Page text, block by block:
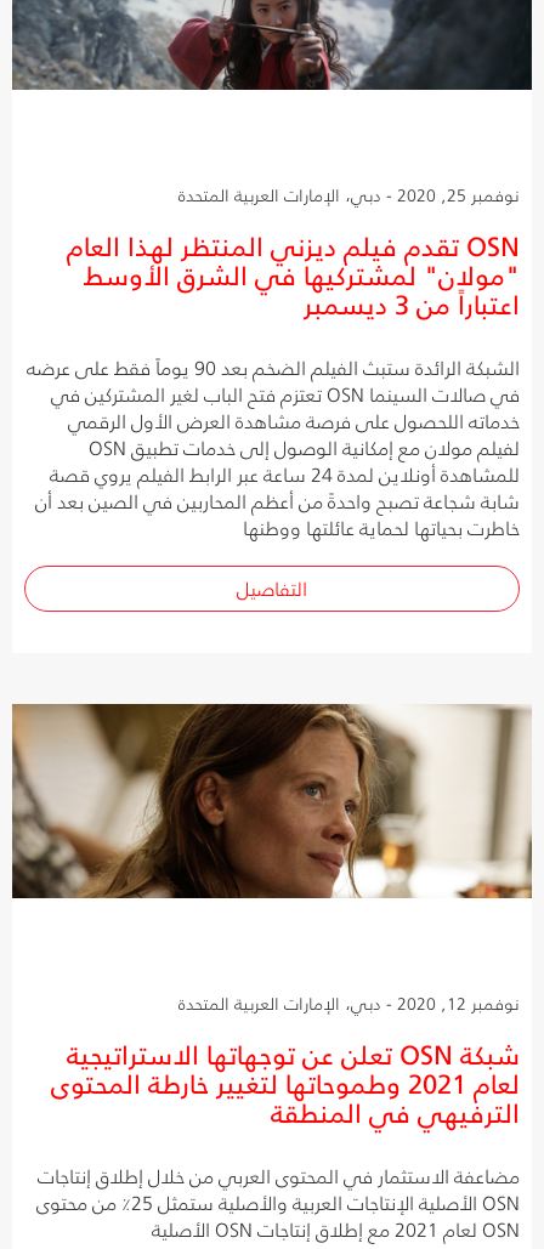
نوفمبر 25, 2020 - دبي، الإمارات العربية المتحدة
OSN تقدم فيلم ديزني المنتظر لهذا العام
"مولان" لمشتركيها في الشرق الأوسط
اعتباراً من 3 ديسمبر
الشبكة الرائدة ستبث الفيلم الضخم بعد 90 يوماً فقط على عرضه
في صالات السينما OSN تعتزم فتح الباب لغير المشتركين في
خدماته اللحصول على فرصة مشاهدة العرض الأول الرقمي
لفيلم مولان مع إمكانية الوصول إلى خدمات تطبيق OSN
للمشاهدة أونلاين لمدة 24 ساعة عبر الرابط الفيلم يروي قصة
شابة شجاعة تصبح واحدةً من أعظم المحاربين في الصين بعد أن
خاطرت بحياتها لحماية عائلتها ووطنها
التفاصيل
نوفمبر 12, 2020 - دبي، الإمارات العربية المتحدة
شبكة OSN تعلن عن توجهاتها الاستراتيجية
لعام 2021 وطموحاتها لتغيير خارطة المحتوى
الترفيهي في المنطقة
مضاعفة الاستثمار في المحتوى العربي من خلال إطلاق إنتاجات
OSN الأصلية الإنتاجات العربية والأصلية ستمثل 25٪ من محتوى
OSN لعام 2021 مع إطلاق إنتاجات OSN الأصلية